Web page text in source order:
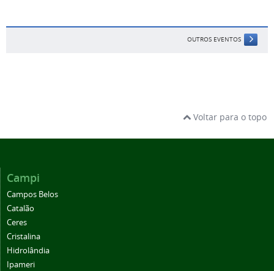
OUTROS EVENTOS
Voltar para o topo
Campi
Campos Belos
Catalão
Ceres
Cristalina
Hidrolândia
Ipameri